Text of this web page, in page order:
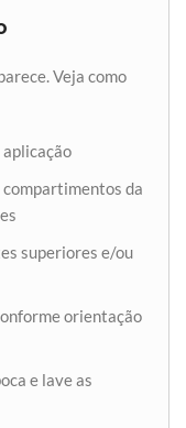
Veja como
compartimentos da
superiores e/ou
orientação
e lave as